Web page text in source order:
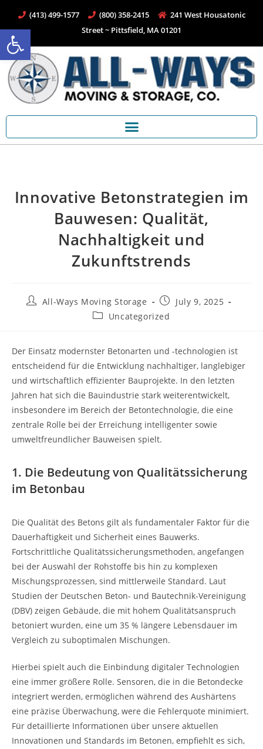
Open toolbar
(413) 499-1577 (800) 358-2415
241 West Housatonic
Street ~ Pittsfield, MA 01201
Innovative Betonstrategien im
Bauwesen: Qualität,
Nachhaltigkeit und
Zukunftstrends
All-Ways Moving Storage
July 9, 2025
Uncategorized
Der Einsatz modernster Betonarten und -technologien ist
entscheidend für die Entwicklung nachhaltiger, langlebiger
und wirtschaftlich effizienter Bauprojekte. In den letzten
Jahren hat sich die Bauindustrie stark weiterentwickelt,
insbesondere im Bereich der Betontechnologie, die eine
zentrale Rolle bei der Erreichung intelligenter sowie
umweltfreundlicher Bauweisen spielt.
1. Die Bedeutung von Qualitätssicherung
im Betonbau
Die Qualität des Betons gilt als fundamentaler Faktor für die
Dauerhaftigkeit und Sicherheit eines Bauwerks.
Fortschrittliche Qualitätssicherungsmethoden, angefangen
bei der Auswahl der Rohstoffe bis hin zu komplexen
Mischungsprozessen, sind mittlerweile Standard. Laut
Studien der Deutschen Beton- und Bautechnik-Vereinigung
(DBV) zeigen Gebäude, die mit hohem Qualitätsanspruch
betoniert wurden, eine um 35 % längere Lebensdauer im
Vergleich zu suboptimalen Mischungen.
Hierbei spielt auch die Einbindung digitaler Technologien
eine immer größere Rolle. Sensoren, die in die Betondecke
integriert werden, ermöglichen während des Aushärtens
eine präzise Überwachung, were die Fehlerquote minimiert.
Für detaillierte Informationen über unsere aktuellen
Innovationen und Standards im Betonen, empfiehlt es sich,